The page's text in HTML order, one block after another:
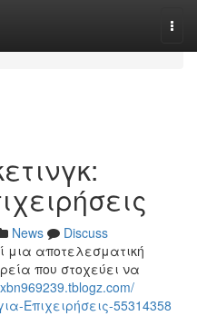
News
Discuss
μια αποτελεσματική
που στοχεύει να
Επιχειρήσεις-55314358